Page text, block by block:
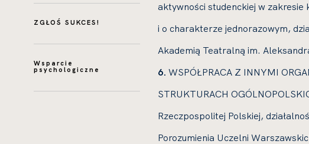
ZGŁOŚ SUKCES!
Wsparcie
psychologiczne
aktywności studenckiej w
i o charakterze jednorazowym,
Akademią Teatralną im.
6. WSPÓŁPRACA Z INNYMI
STRUKTURACH
Rzeczpospolitej Polskiej,
Porozumienia Uczelni